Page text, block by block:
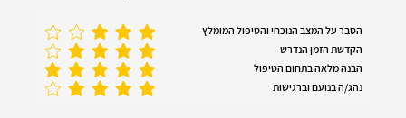
הסבר על המצב הנוכחי והטיפול המומלץ
הקדשת הזמן הנדרש
הבנה מלאה בתחום הטיפול
נהג/ה בנועם וברגישות